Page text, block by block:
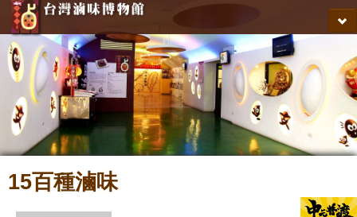
關於滷博館
最新訊息
媒體報導
購物商城
15百種滷味